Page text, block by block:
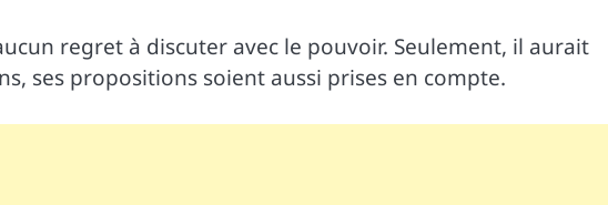
regret à discuter avec le pouvoir. Seulement, il aurait
ses propositions soient aussi prises en compte.